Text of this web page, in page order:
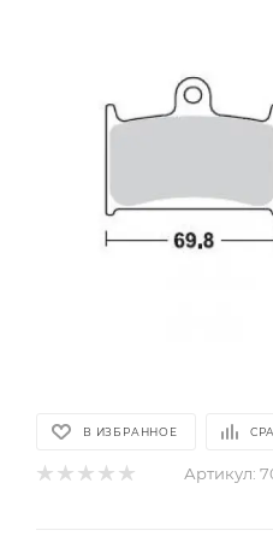
В ИЗБРАННОЕ
Артикул: